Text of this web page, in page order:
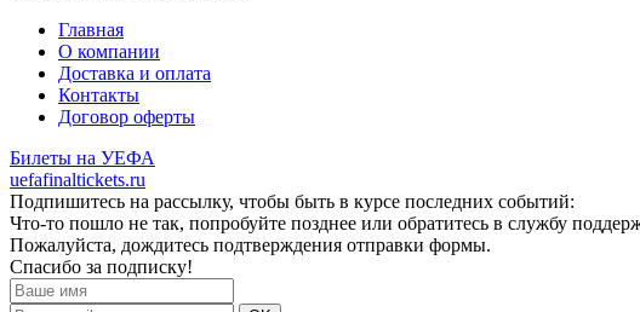
Главная
О компании
Доставка и оплата
Контакты
Договор оферты
Билеты на УЕФА
uefafinaltickets.ru
Подпишитесь на рассылку, чтобы быть в курсе последних событий:
Что-то пошло не так, попробуйте позднее или обратитесь в службу
Пожалуйста, дождитесь подтверждения отправки формы.
Спасибо за подписку!